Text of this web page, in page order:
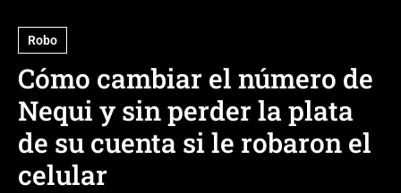
Robo
Cómo cambiar el número de
Nequi y sin perder la plata
de su cuenta si le robaron el
celular